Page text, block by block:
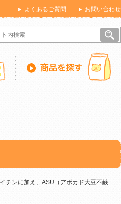
よくあるご質問 お問い合わせ
チンに加え、ASU（アボカド大豆不鹸